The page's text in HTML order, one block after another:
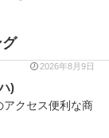
2026年8月9日
)
アクセス便利な商